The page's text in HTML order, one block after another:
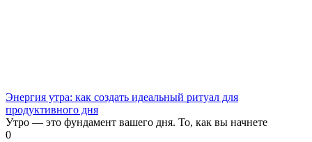
Энергия утра: как создать идеальный ритуал для
продуктивного дня
Утро — это фундамент вашего дня. То, как вы начнете
0